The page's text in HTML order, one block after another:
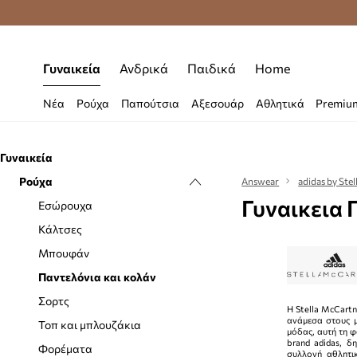
Γυναικεία Ανδρικά Παιδικά Home
Νέα Ρούχα Παπούτσια Αξεσουάρ Αθλητικά
Γυναικεία
Ρούχα
Εσώρουχα
Κάλτσες
Μπουφάν
Παντελόνια και κολάν
Σορτς
Τοπ και μπλουζάκια
Φορέματα
Answear adidas by
Η Stella
ανάμεσα στους
μόδας, αυτή τη
brand adidas,
συλλογή